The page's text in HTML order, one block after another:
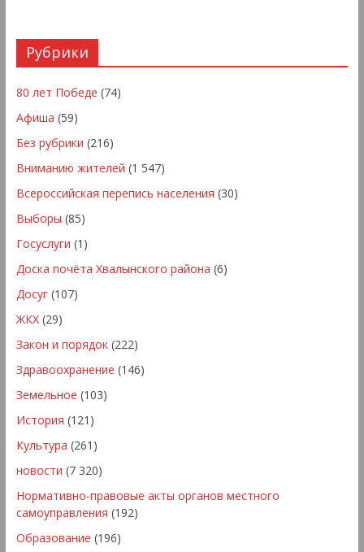
Рубрики
80 лет Победе (74)
Афиша (59)
Без рубрики (216)
Вниманию жителей (1 547)
Всероссийская перепись населения (30)
Выборы (85)
Госуслуги (1)
Доска почёта Хвалынского района (6)
Досуг(107)
ЖКХ(29)
Закон и порядок(222)
Здравоохранение (146)
Земельное (103)
История (121)
Культура (261)
новости (7 320)
Нормативно-правовые акты органов местного
самоуправления (192)
Образование (196)